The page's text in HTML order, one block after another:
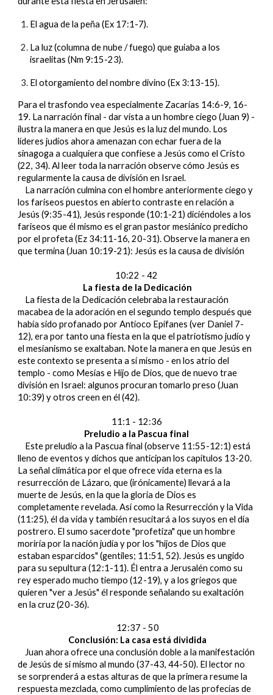
El agua de la peña (Ex 17:1-7).
La luz (columna de nube / fuego) que guiaba a los
israelitas (Nm 9:15-23).
El otorgamiento del nombre divino (Ex 3:13-15).
Para el trasfondo vea especialmente Zacarías 14:6-9, 16-
19. La narración final - dar vista a un hombre ciego (Juan 9) -
ilustra la manera en que Jesús es la luz del mundo. Los
líderes judíos ahora amenazan con echar fuera de la
sinagoga a cualquiera que confiese a Jesús como el Cristo
(22, 34). Al leer toda la narración observe cómo Jesús es
regularmente la causa de división en Israel.
La narración culmina con el hombre anteriormente ciego y
los fariseos puestos en abierto contraste en relación a
Jesús (9:35-41), Jesús responde (10:1-21) diciéndoles a los
fariseos que él mismo es el gran pastor mesiánico predicho
por el profeta (Ez 34:11-16, 20-31). Observe la manera en
que termina (Juan 10:19-21): Jesús es la causa de división
10:22 - 42
La fiesta de la Dedicación
La fiesta de la Dedicación celebraba la restauración
macabea de la adoración en el segundo templo después que
había sido profanado por Antíoco Epífanes (ver Daniel 7-
12), era por tanto una fiesta en la que el patriotismo judío y
el mesianismo se exaltaban. Note la manera en que Jesús en
este contexto se presenta a sí mismo - en los atrio del
templo - como Mesías e Hijo de Dios, que de nuevo trae
división en Israel: algunos procuran tomarlo preso (Juan
10:39) y otros creen en él (42).
11:1 - 12:36
Preludio a la Pascua final
Este preludio a la Pascua final (observe 11:55-12:1) está
lleno de eventos y dichos que anticipan los capítulos 13-20.
La señal climática por el que ofrece vida eterna es la
resurrección de Lázaro, que (irónicamente) llevará a la
muerte de Jesús, en la que la gloria de Dios es
completamente revelada. Así como la Resurrección y la Vida
(11:25), él da vida y también resucitará a los suyos en el día
postrero. El sumo sacerdote "profetiza" que un hombre
moriría por la nación judía y por los "hijos de Dios que
estaban esparcidos" (gentiles; 11:51, 52). Jesús es ungido
para su sepultura (12:1-11). Él entra a Jerusalén como su
rey esperado mucho tiempo (12-19), y a los griegos que
quieren "ver a Jesús" él responde señalando su exaltación
en la cruz (20-36).
12:37 - 50
Conclusión: La casa está dividida
Juan ahora ofrece una conclusión doble a la manifestación
de Jesús de sí mismo al mundo (37-43, 44-50). El lector no
se sorprenderá a estas alturas de que la primera resume la
respuesta mezclada, como cumplimiento de las profecías de